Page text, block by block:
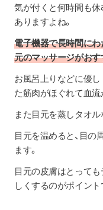
気が付くと何時間も
ありますよね。
電子機器で長時間にわ
元のマッサージがおす
お風呂上りなどに優し
た筋肉がほぐれて血流
また目元を蒸しタオル
目元を温めると、目の
ます。
目元の皮膚はとって
しくするのがポイント